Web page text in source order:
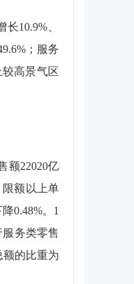
长10.9%
；服务
较高景气区
额22020亿
限额以上单
降0.48%。 1
务类零售
的比重为